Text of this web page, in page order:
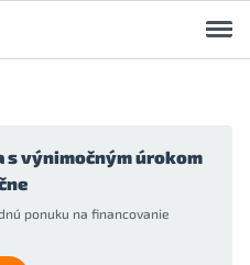
s výnimočným úrokom
ponuku na financovanie